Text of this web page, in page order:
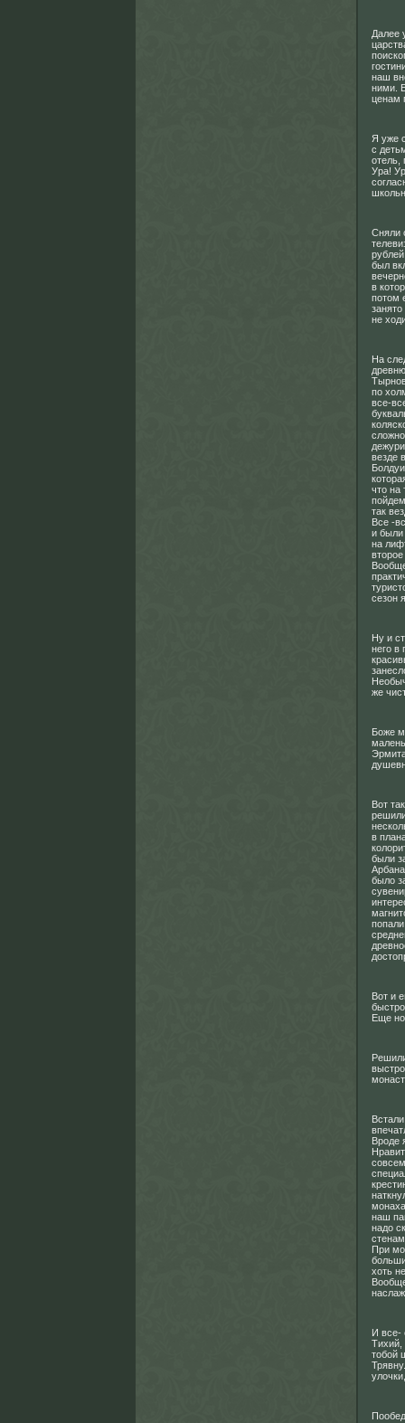
Далее
наш
ними.
ценам
Я уже
с
отель,
Ура!
Сняли
был
в
потом
не
На
по
все-
везде
что на
так
Все -
и были
на
сезон
Ну и
него в
же
Боже
Вот
в
были
было
Вот и
Еще
Вроде
наш
надо
При
хоть
И все-
Тихий,
тобой